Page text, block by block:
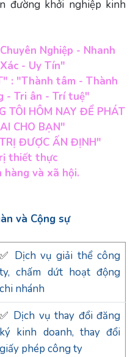
đường khởi nghiệp kinh
Nghiệp - Nhanh
- Uy Tín"
: "Thành tâm - Thành
- Tri ân - Trí tuệ"
TÔI HÔM NAY ĐỂ PHÁT
CHO BẠN"
ĐƯỢC ẤN ĐỊNH"
thiết thực
hàng và xã hội.
và Cộng sự
✅ Dịch vụ giải thể công
ty, chấm dứt hoạt động
chi nhánh
✅ Dịch vụ thay đổi đăng
ký kinh doanh, thay đổi
giấy phép công ty